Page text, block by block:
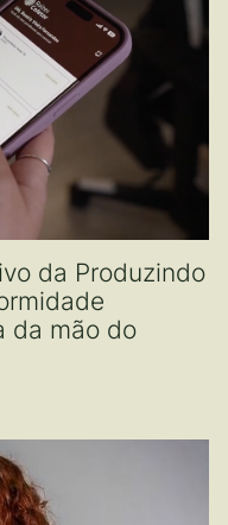
da Produzindo
da mão do